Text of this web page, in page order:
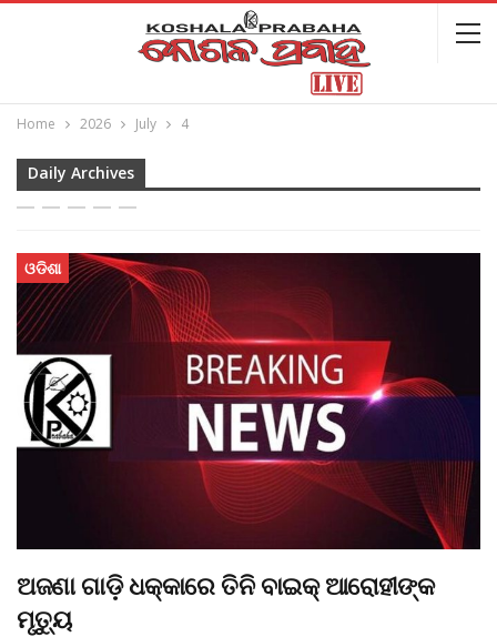
Home 2026 July 4
Daily Archives
ଓଡିଶା
ଅଜଣା ଗାଡ଼ି ଧକ୍କାରେ ତିନି ବାଇକ୍ ଆରୋହୀଙ୍କ
ମୃତ୍ୟୁ